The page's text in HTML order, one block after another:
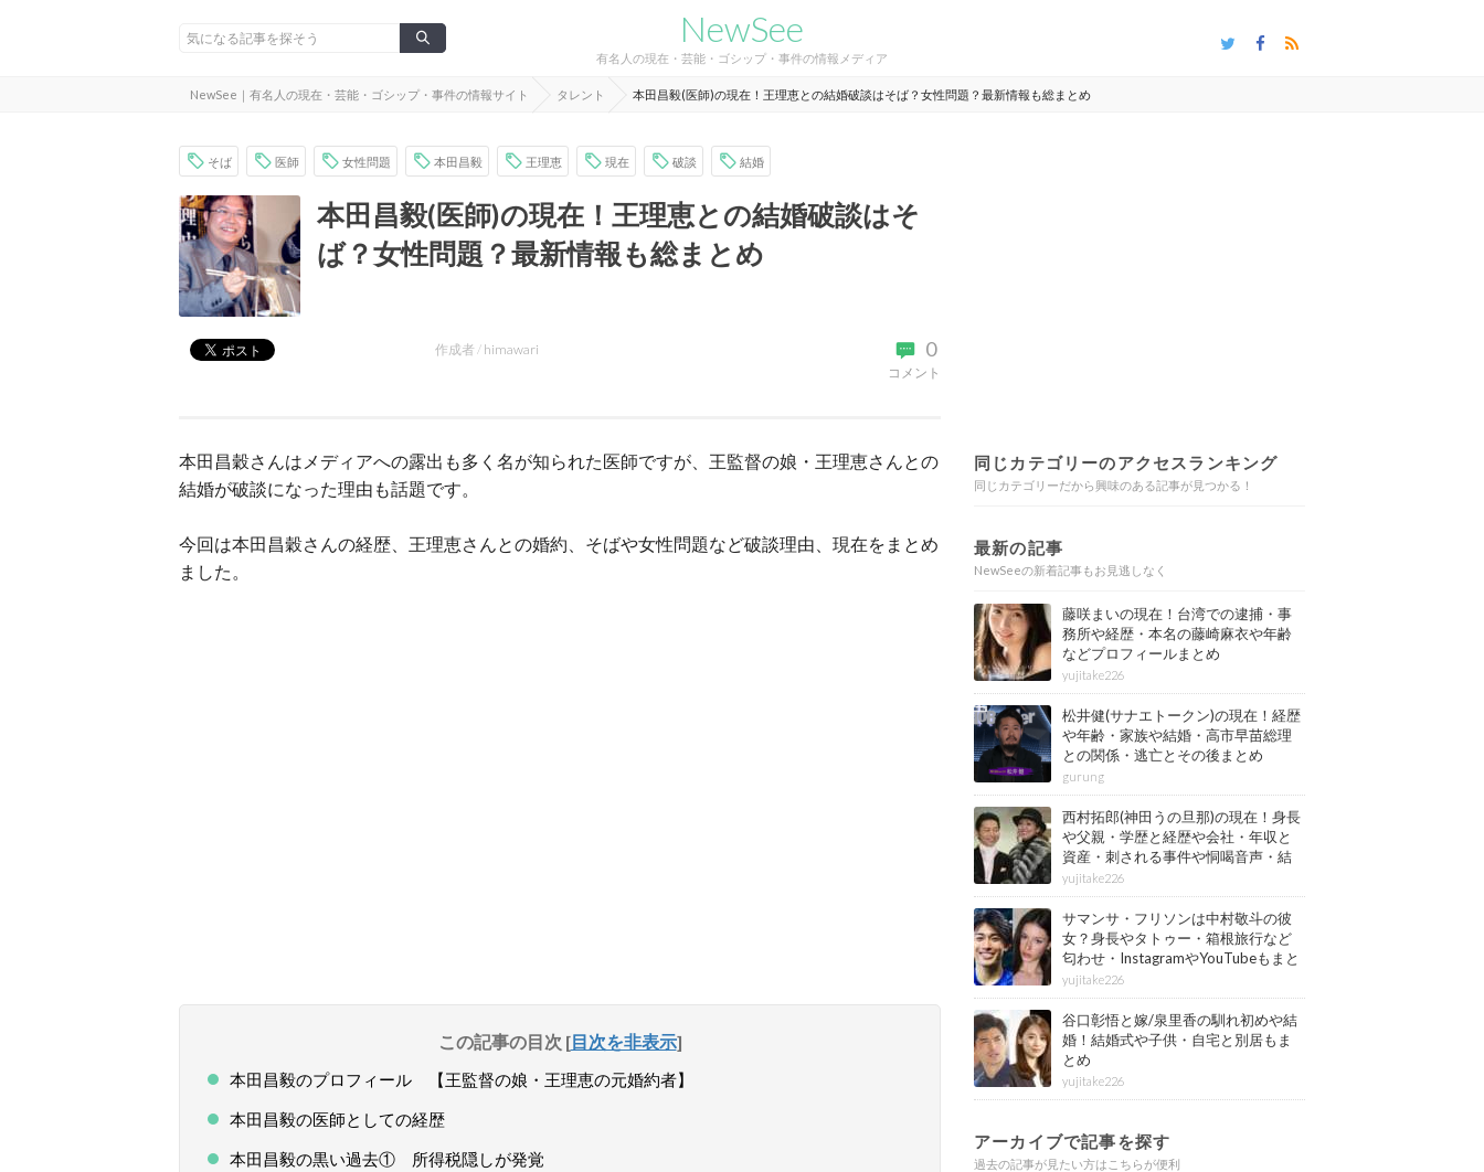
NewSee
有名人の現在・芸能・ゴシップ・事件の情報メディア
NewSee｜有名人の現在・芸能・ゴシップ・事件の情報サイト タレント 本田昌毅(医師)の現在！王理恵との結婚破談はそば？女性問題？最新情報も総まとめ
そば 医師 女性問題 本田昌毅 王理恵 現在 破談 結婚
本田昌毅(医師)の現在！王理恵との結婚破談はそ
ば？女性問題？最新情報も総まとめ
0
コメント
作成者 / himawari
本田昌穀さんはメディアへの露出も多く名が知られた医師ですが、王監督の娘・王理恵さんとの
結婚が破談になった理由も話題です。
今回は本田昌穀さんの経歴、王理恵さんとの婚約、そばや女性問題など破談理由、現在をまとめ
ました。
この記事の目次 [目次を非表示]
本田昌毅のプロフィール 【王監督の娘・王理恵の元婚約者】
本田昌毅の医師としての経歴
本田昌毅の黒い過去① 所得税隠しが発覚
同じカテゴリーのアクセスランキング
同じカテゴリーだから興味のある記事が見つかる！
最新の記事
NewSeeの新着記事もお見逃しなく
藤咲まいの現在！台湾での逮捕・事
務所や経歴・本名の藤崎麻衣や年齢
などプロフィールまとめ
yujitake226
松井健(サナエトークン)の現在！経歴
や年齢・家族や結婚・高市早苗総理
との関係・逃亡とその後まとめ
gurung
西村拓郎(神田うの旦那)の現在！身長
や父親・学歴と経歴や会社・年収と
資産・刺される事件や恫喝音声・結
婚と子供や自宅・脳梗塞の病気もま
とめ
yujitake226
サマンサ・フリソンは中村敬斗の彼
女？身長やタトゥー・箱根旅行など
匂わせ・InstagramやYouTubeもまと
め
yujitake226
谷口彰悟と嫁/泉里香の馴れ初めや結
婚！結婚式や子供・自宅と別居もま
とめ
yujitake226
アーカイブで記事を探す
過去の記事が見たい方はこちらが便利